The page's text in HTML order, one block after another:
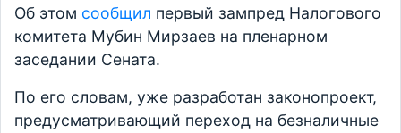
Об этом сообщил первый зампред Налогового
комитета Мубин Мирзаев на пленарном
заседании Сената.
По его словам, уже разработан законопроект,
предусматривающий переход на безналичные